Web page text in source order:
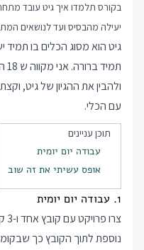
בקורס תלמדו איך גיט עובד
יעילה מהבסיס ועד לנושאים
גיט הוא מסוג הכלים בו
ולהבין את ההגיון של גיט,
עם הכלי.
תוכן עניינים
עבודה יום יומית
אופס עשיתי את זה שוב
1. עבודה יום יומית
נוספת לתוך הקובץ כך שבקומיט